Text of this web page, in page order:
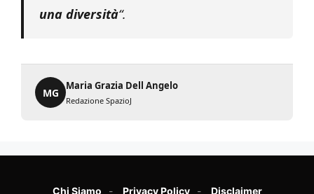
una diversità“.
MG
Maria Grazia Dell Angelo
Redazione SpazioJ
Chi Siamo Privacy Policy Disclaimer